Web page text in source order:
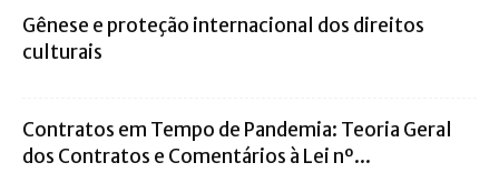
Gênese e proteção internacional dos direitos
culturais
Contratos em Tempo de Pandemia: Teoria Geral
dos Contratos e Comentários à Lei nº...